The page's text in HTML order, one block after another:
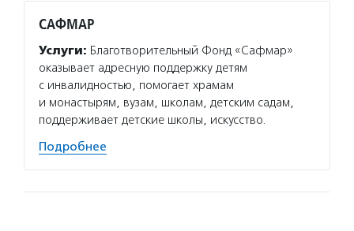
САФМАР
Услуги: Благотворительный Фонд «Сафмар»
оказывает адресную поддержку детям
с инвалидностью, помогает храмам
и монастырям, вузам, школам, детским садам,
поддерживает детские школы, искусство.
Подробнее